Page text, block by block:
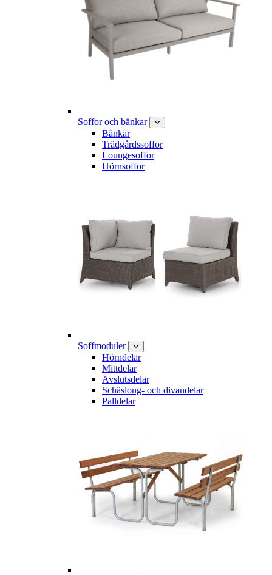
Soffor och bänkar
Bänkar
Trädgårdssoffor
Loungesoffor
Hörnsoffor
Soffmoduler
Hörndelar
Mittdelar
Avslutsdelar
Schäslong- och divandelar
Palldelar